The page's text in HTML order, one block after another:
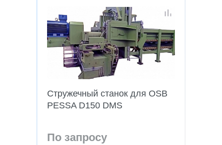
Стружечный станок для OSB
PESSA D150 DMS
По запросу